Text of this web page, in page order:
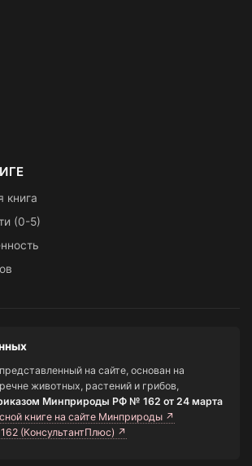
книга
(0-5)
на сайте, основан на
животных, растений и грибов,
Минприроды РФ № 162 от 24 марта
книге на сайте Минприроды ↗
(КонсультантПлюс) ↗